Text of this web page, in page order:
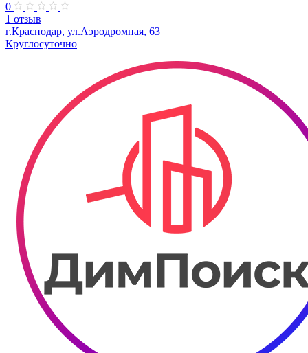
0
1 отзыв
г.Краснодар, ул.Аэродромная, 63
Круглосуточно